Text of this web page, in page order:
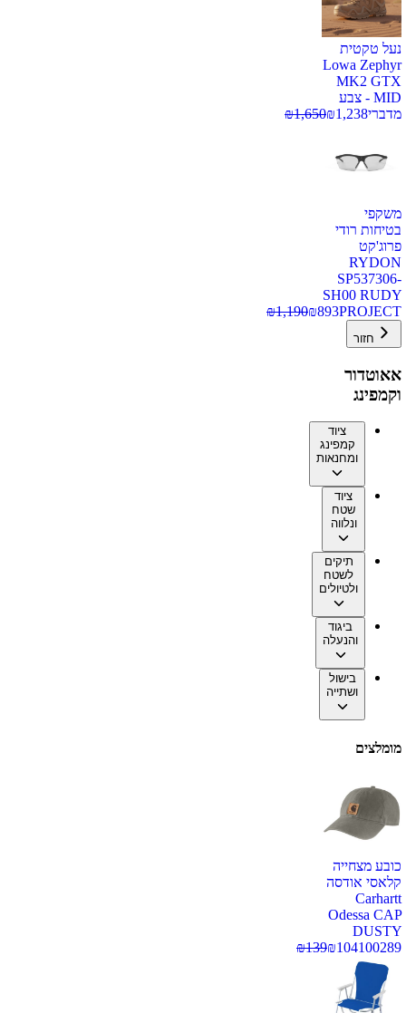
נעל טקטית
Lowa Zephyr
MK2 GTX
MID - צבע
מדברי
₪1,238
₪1,650
משקפי
בטיחות רודי
פרוג'קט
RYDON
SP537306-
SH00 RUDY
PROJECT
₪893
₪1,190
חזור
אאוטדור
וקמפינג
ציוד
קמפינג
ומחנאות
ציוד
שטח
ונלווה
תיקים
לשטח
ולטיולים
ביגוד
והנעלה
בישול
ושתייה
מומלצים
כובע מצחייה
קלאסי אודסה
Carhartt
Odessa CAP
DUSTY
100289
₪104
₪139